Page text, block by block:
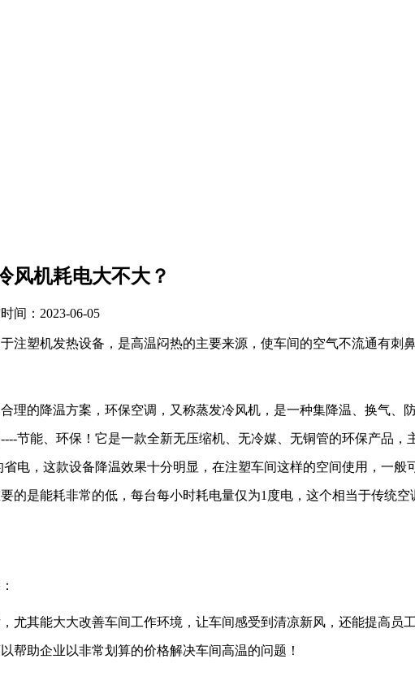
风机耗电大不大？
间：2023-06-05
注塑机发热设备，是高温闷热的主要来源，使车间的空气不流通有刺
理的降温方案， 环保空调，又称蒸发冷风机，是一种集降温、换气、
节能、环保！它是一款全新无压缩机、无冷媒、无铜管的环保产品
电，这款设备降温效果十分明显，在注塑车间这样的空间使用，一
的是能耗非常的低，每台每小时耗电量仅为1度电，这个相当于传统空
尤其能大大改善车间工作环境，让车间感受到清凉新风，还能提高员
帮助企业以非常划算的价格解决车间高温的问题！